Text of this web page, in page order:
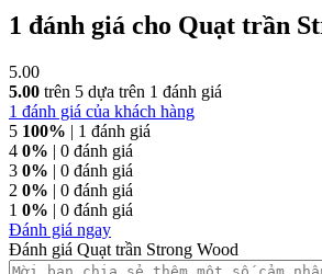
1 đánh giá cho Quạt trần
5.00
5.00 trên 5 dựa trên 1 đánh giá
1 đánh giá của khách hàng
5 100% | 1 đánh giá
4 0% | 0 đánh giá
3 0% | 0 đánh giá
2 0% | 0 đánh giá
1 0% | 0 đánh giá
Đánh giá ngay
Đánh giá Quạt trần Strong Wood